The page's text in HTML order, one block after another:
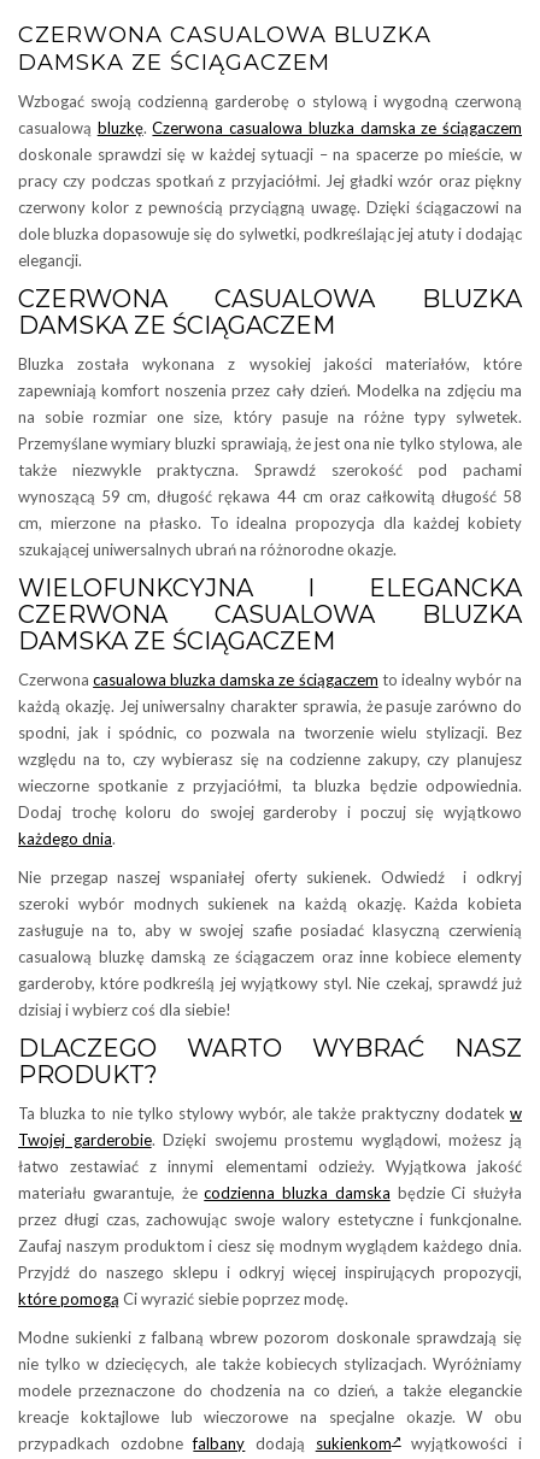
CZERWONA CASUALOWA BLUZKA
DAMSKA ZE ŚCIĄGACZEM
Wzbogać swoją codzienną garderobę o stylową i wygodną czerwoną
casualową bluzkę.Czerwona casualowa bluzka damska ze ściągaczem
doskonale sprawdzi się w każdej sytuacji – na spacerze po mieście, w
pracy czy podczas spotkań z przyjaciółmi. Jej gładki wzór oraz piękny
czerwony kolor z pewnością przyciągną uwagę. Dzięki ściągaczowi na
dole bluzka dopasowuje się do sylwetki, podkreślając jej atuty i dodając
elegancji.
CZERWONA CASUALOWA BLUZKA
DAMSKA ZE ŚCIĄGACZEM
Bluzka została wykonana z wysokiej jakości materiałów, które
zapewniają komfort noszenia przez cały dzień. Modelka na zdjęciu ma
na sobie rozmiar one size, który pasuje na różne typy sylwetek.
Przemyślane wymiary bluzki sprawiają, że jest ona nie tylko stylowa, ale
także niezwykle praktyczna. Sprawdź szerokość pod pachami
wynoszącą 59 cm, długość rękawa 44 cm oraz całkowitą długość 58
cm, mierzone na płasko. To idealna propozycja dla każdej kobiety
szukającej uniwersalnych ubrań na różnorodne okazje.
WIELOFUNKCYJNA I ELEGANCKA
CZERWONA CASUALOWA BLUZKA
DAMSKA ZE ŚCIĄGACZEM
Czerwonacasualowa bluzka damska ze ściągaczem to idealny wybór na
każdą okazję. Jej uniwersalny charakter sprawia, że pasuje zarówno do
spodni, jak i spódnic, co pozwala na tworzenie wielu stylizacji. Bez
względu na to, czy wybierasz się na codzienne zakupy, czy planujesz
wieczorne spotkanie z przyjaciółmi, ta bluzka będzie odpowiednia.
Dodaj trochę koloru do swojej garderoby i poczuj się wyjątkowo
każdego dnia.
Nie przegap naszej wspaniałej oferty sukienek. Odwiedź i odkryj
szeroki wybór modnych sukienek na każdą okazję. Każda kobieta
zasługuje na to, aby w swojej szafie posiadać klasyczną czerwienią
casualową bluzkę damską ze ściągaczem oraz inne kobiece elementy
garderoby, które podkreślą jej wyjątkowy styl. Nie czekaj, sprawdź już
dzisiaj i wybierz coś dla siebie!
DLACZEGO WARTO WYBRAĆ NASZ
PRODUKT?
Ta bluzka to nie tylko stylowy wybór, ale także praktyczny dodatek w
Twojej garderobie. Dzięki swojemu prostemu wyglądowi, możesz ją
łatwo zestawiać z innymi elementami odzieży. Wyjątkowa jakość
materiału gwarantuje, żecodzienna bluzka damska będzie Ci służyła
przez długi czas, zachowując swoje walory estetyczne i funkcjonalne.
Zaufaj naszym produktom i ciesz się modnym wyglądem każdego dnia.
Przyjdź do naszego sklepu i odkryj więcej inspirujących propozycji,
które pomogą Ci wyrazić siebie poprzez modę.
Modne sukienki z falbaną wbrew pozorom doskonale sprawdzają się
nie tylko w dziecięcych, ale także kobiecych stylizacjach. Wyróżniamy
modele przeznaczone do chodzenia na co dzień, a także eleganckie
kreacje koktajlowe lub wieczorowe na specjalne okazje. W obu
przypadkach ozdobnefalbany dodają sukienkom wyjątkowości i